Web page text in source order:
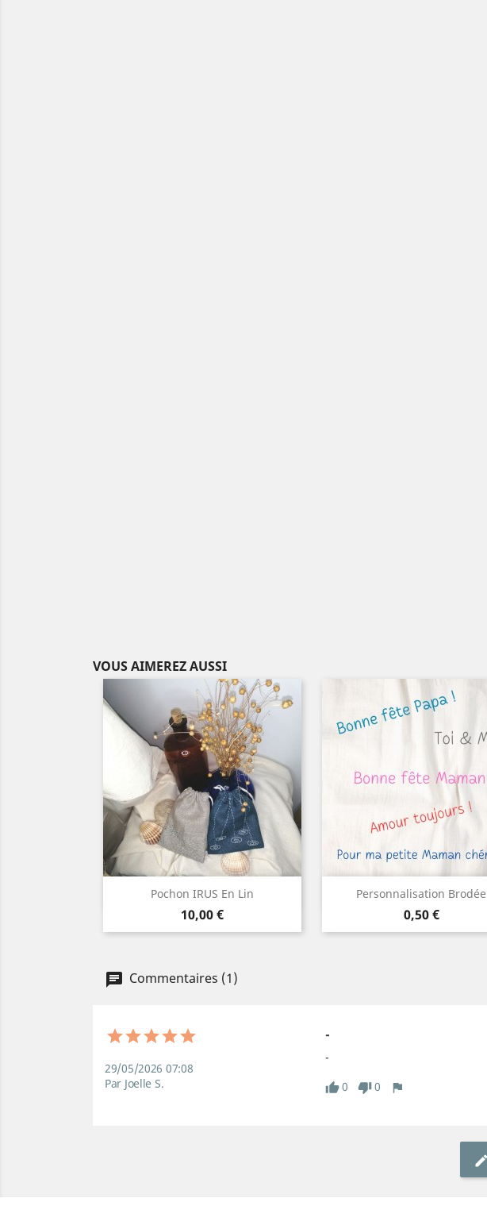
VOUS AIMEREZ AUSSI
Pochon IRUS En Lin
Prix
10,00 €
Aperçu rapide
Lin
naturel
Bleu
canard
Personnalisation Brodée
Prix
0,50 €
Aperçu rapide
Commentaires (1)
29/05/2026 07:08
Par Joelle S.
-
-
0
0